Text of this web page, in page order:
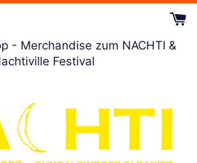
- Merchandise zum NACHTI &
Festival